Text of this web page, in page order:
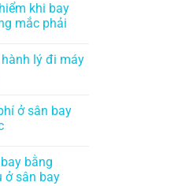
khi bay
mắc phải
lý đi máy
ở sân bay
bằng
ở sân bay